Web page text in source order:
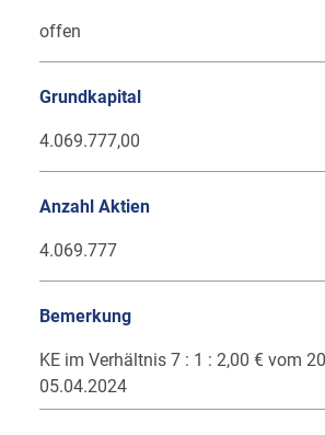
offen
Grundkapital
4.069.777,00
Anzahl Aktien
4.069.777
Bemerkung
KE im Verhältnis 7 : 1 : 2,00 € vom
05.04.2024